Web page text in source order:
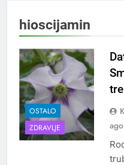
hioscijamin
OSTALO
ZDRAVLJE
ago